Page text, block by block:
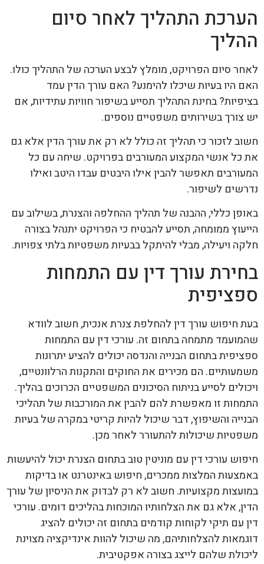
הערכת התהליך לאחר סיום
ההליך
לאחר סיום הפרויקט, מומלץ לבצע הערכה של התהליך כולו.
האם היו בעיות שיכלו להימנע? האם עורך הדין עמד
בציפיות? בחינת התהליך תסייע בשיפור חוויות עתידיות, אם
יש צורך בשירותים משפטיים נוספים.
חשוב לזכור כי תהליך זה כולל לא רק את עורך הדין אלא גם
את כל אנשי המקצוע המעורבים בפרויקט. שיחה עם כל
המעורבים תאפשר להבין אילו היבטים עבדו היטב ואילו
נדרשים לשיפור.
באופן כללי, ההבנה של תהליך ההחלפה והצנרת, בשילוב עם
הייעוץ ממומחה, תסייע להבטיח כי הפרויקט יתנהל בצורה
חלקה ויעילה, מבלי להיתקל בבעיות משפטיות בלתי צפויות.
בחירת עורך דין עם התמחות
ספציפית
בעת חיפוש עורך דין להחלפת צנרת אנכית, חשוב לוודא
שהמועמד מתמחה בתחום זה. עורכי דין עם התמחות
ספציפית בתחום הבנייה והנדסה יכולים להציע יתרונות
משמעותיים. הם מכירים את החוקים והתקנות הרלוונטיים,
ויכולים לסייע בניתוח הסיכונים המשפטיים הכרוכים בהליך.
התמחות זו מאפשרת להם להבין את המורכבות של תהליכי
הבנייה והשיפוץ, דבר שיכול להיות קריטי במקרה של בעיות
משפטיות שיכולות להתעורר לאחר מכן.
חיפוש עורכי דין עם מוניטין טוב בתחום הצנרת יכול להיעשות
באמצעות המלצות ממכרים, חיפוש באינטרנט או בדיקות
במועצות מקצועיות. חשוב לא רק לבדוק את הניסיון של עורך
הדין, אלא גם את הצלחותיו המוכחות בהליכים דומים. עורכי
דין עם תיקי לקוחות קודמים בתחום זה יכולים להציג
דוגמאות להצלחותיהם, מה שיכול להוות אינדיקציה מצוינת
ליכולת שלהם לייצג בצורה אפקטיבית.